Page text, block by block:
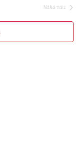
Nākamais